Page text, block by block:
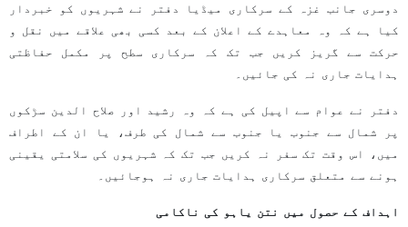
دوسری جانب غزہ کے سرکاری میڈیا دفتر نے شہریوں کو خبردار
کیا ہے کہ وہ معاہدے کے اعلان کے بعد کسی بھی علاقے میں نقل و
حرکت سے گریز کریں جب تک کہ سرکاری سطح پر مکمل حفاظتی
ہدایات جاری نہ کی جائیں۔
دفتر نے عوام سے اپیل کی ہے کہ وہ رشید اور صلاح الدین سڑکوں
پر شمال سے جنوب یا جنوب سے شمال کی طرف، یا ان کے اطراف
میں، اس وقت تک سفر نہ کریں جب تک کہ شہریوں کی سلامتی یقینی
ہونے سے متعلق سرکاری ہدایات جاری نہ ہوجائیں۔
اہداف کے حصول میں نتن یاہو کی ناکامی